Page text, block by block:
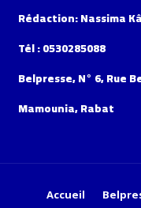
Rédaction: Nassima
Tél : 0530285088
Belpresse, N° 6, Rue
Mamounia, Rabat
Accueil